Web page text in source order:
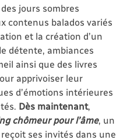
jours sombres
contenus balados variés
et la création d’un
détente, ambiances
ainsi que des livres
apprivoiser leur
d’émotions intérieures
Dès maintenant,
chômeur pour l’âme, un
reçoit ses invités dans une